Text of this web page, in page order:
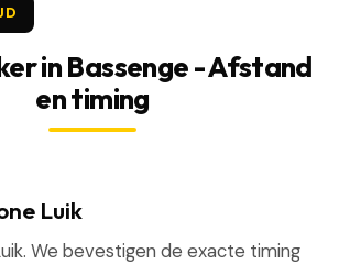
in Bassenge - Afstand
en timing
Luik
We bevestigen de exacte timing